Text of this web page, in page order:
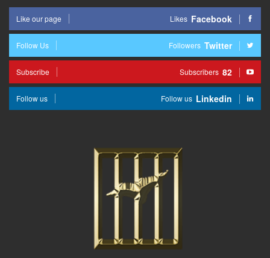
Facebook
Likes
Like our page
Twitter
Followers
Follow Us
82
Subscribers
Subscribe
Linkedin
Follow us
Follow us